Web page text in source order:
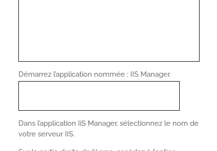
Démarrez l’application nommée : IIS Manager.
Dans l’application IiS Manager, sélectionnez le nom de
votre serveur IIS.